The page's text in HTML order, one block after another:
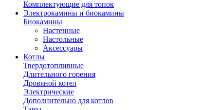
Комплектующие для топок
Электрокамины и биокамины
Биокамины
Настенные
Настольные
Аксессуары
Котлы
Твердотопливные
Длительного горения
Дровяной котел
Электрические
Дополнительно для котлов